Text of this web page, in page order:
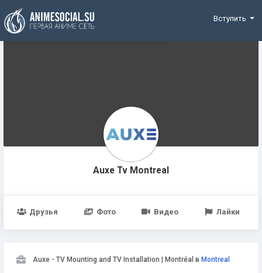
Funding
Вступить
Auxe Tv Montreal
Друзья Фото Видео Лайки
Auxe - TV Mounting and TV Installation | Montréal в Montreal